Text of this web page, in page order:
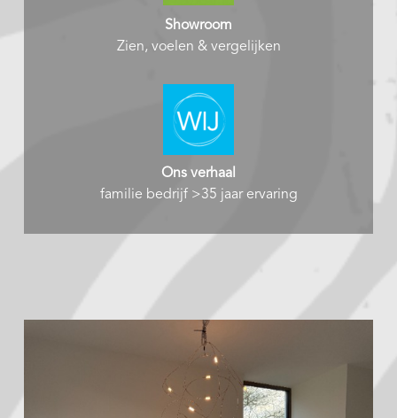
Showroom
Zien, voelen & vergelijken
Ons verhaal
familie bedrijf >35 jaar ervaring